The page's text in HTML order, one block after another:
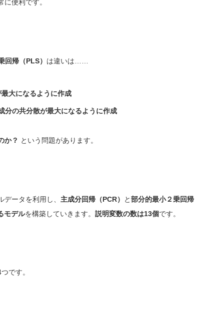
に便利です。
回帰（PLS） は違いは……
大になるように作成
分の共分散が最大になるように作成
か？ という問題があります。
データを利用し、 主成分回帰（PCR） と部分的最小２乗回帰
モデルを構築していきます。 説明変数の数は13個です。
です。